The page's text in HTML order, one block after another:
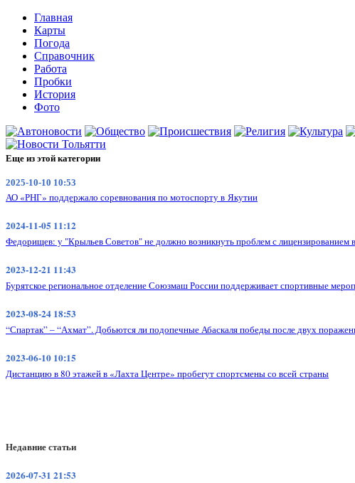
Главная
Карты
Погода
Справочник
Работа
Пробки
История
Фото
Еще из этой категории
2025-10-10 10:53
АО «РНГ» поддержало соревнования по мотоспорту в Якутии
2024-11-05 11:12
Федорищев: у "Крыльев Советов" не должно возникнуть проблем с лицензированием
2023-12-21 11:43
Бурятское региональное отделение Союзмаш России поддерживает спортивные
2023-08-24 18:53
“Спартак” – “Ахмат”. Добьются ли подопечные Абаскаля победы после двух
2023-06-10 10:15
Дистанцию в 80 этажей в «Лахта Центре» пробегут спортсмены со всей страны
Недавние статьи
2026-07-31 21:53